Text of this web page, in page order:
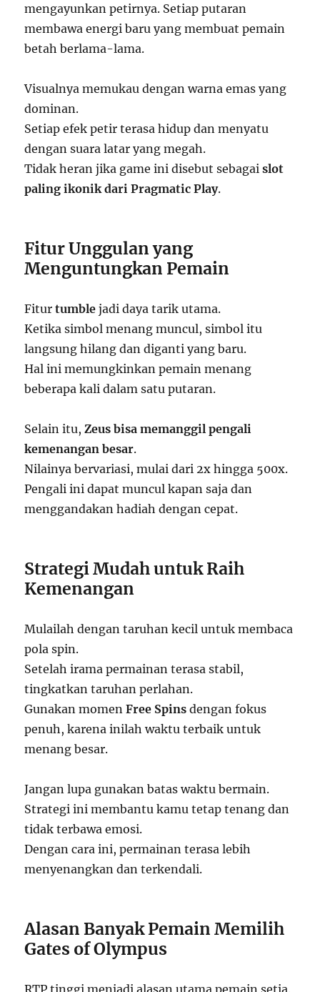
mengayunkan petirnya. Setiap putaran
membawa energi baru yang membuat pemain
betah berlama-lama.
Visualnya memukau dengan warna emas yang
dominan.
Setiap efek petir terasa hidup dan menyatu
dengan suara latar yang megah.
Tidak heran jika game ini disebut sebagaislot
paling ikonik dari Pragmatic Play.
Fitur Unggulan yang
Menguntungkan Pemain
Fiturtumble jadi daya tarik utama.
Ketika simbol menang muncul, simbol itu
langsung hilang dan diganti yang baru.
Hal ini memungkinkan pemain menang
beberapa kali dalam satu putaran.
Selain itu,Zeus bisa memanggil pengali
kemenangan besar.
Nilainya bervariasi, mulai dari 2x hingga 500x.
Pengali ini dapat muncul kapan saja dan
menggandakan hadiah dengan cepat.
Strategi Mudah untuk Raih
Kemenangan
Mulailah dengan taruhan kecil untuk membaca
pola spin.
Setelah irama permainan terasa stabil,
tingkatkan taruhan perlahan.
Gunakan momenFree Spins dengan fokus
penuh, karena inilah waktu terbaik untuk
menang besar.
Jangan lupa gunakan batas waktu bermain.
Strategi ini membantu kamu tetap tenang dan
tidak terbawa emosi.
Dengan cara ini, permainan terasa lebih
menyenangkan dan terkendali.
Alasan Banyak Pemain Memilih
Gates of Olympus
RTP tinggi menjadi alasan utama pemain setia.